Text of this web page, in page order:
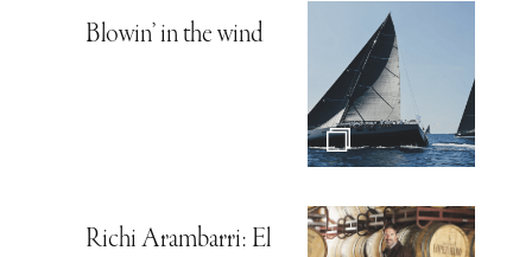
Blowin’ in the wind
Richi Arambarri: El